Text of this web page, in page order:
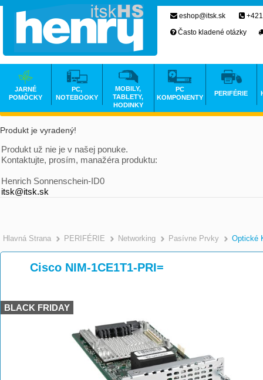
Produkt je vyradený!
Produkt už nie je v našej ponuke.
Kontaktujte, prosím, manažéra produktu:
Henrich Sonnenschein-ID0
itsk@itsk.sk
Hlavná Strana >
PERIFÉRIE >
Networking >
Pasívne Prvky Optické
Cisco NIM-1CE1T1-PRI=
BLACK FRIDAY
eshop@itsk.sk
Často kladené otázky
JARNÉ
POMÔCKY
PC,
NOTEBOOKY
MOBILY,
TABLETY,
HODINKY
PC
KOMPONENTY
PERIFÉRIE